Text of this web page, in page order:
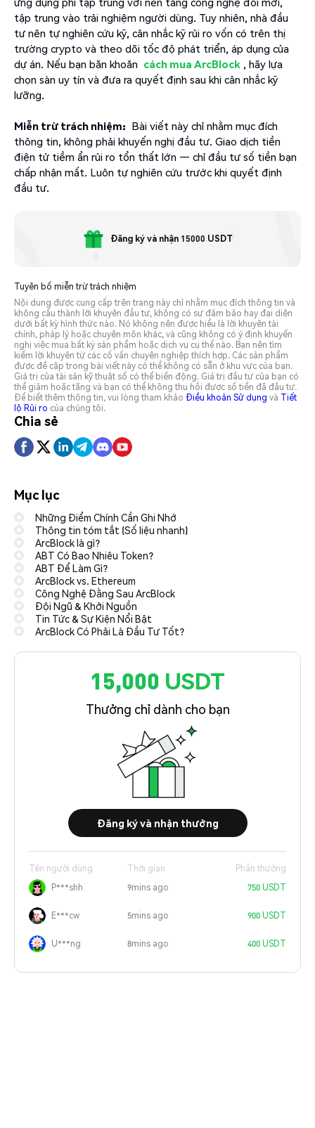
tập trung vào trải nghiệm người dùng. Tuy nhiên, nhà đầu
tư nên tự nghiên cứu kỹ, cân nhắc kỹ rủi ro vốn có trên thị
trường crypto và theo dõi tốc độ phát triển, áp dụng của
dự án. Nếu bạn băn khoăn cách mua ArcBlock , hãy lựa
chọn sàn uy tín và đưa ra quyết định sau khi cân nhắc kỹ
lưỡng.
Miễn trừ trách nhiệm: Bài viết này chỉ nhằm mục đích
thông tin, không phải khuyến nghị đầu tư. Giao dịch tiền
điện tử tiềm ẩn rủi ro tổn thất lớn — chỉ đầu tư số tiền bạn
chấp nhận mất. Luôn tự nghiên cứu trước khi quyết định
đầu tư.
Đăng ký và nhận 15000 USDT
Tuyên bố miễn trừ trách nhiệm
Nội dung được cung cấp trên trang này chỉ nhằm mục đích thông tin và
không cấu thành lời khuyên đầu tư, không có sự đảm bảo hay đại diện
dưới bất kỳ hình thức nào. Nó không nên được hiểu là lời khuyên tài
chính, pháp lý hoặc chuyên môn khác, và cũng không có ý định khuyến
nghị việc mua bất kỳ sản phẩm hoặc dịch vụ cụ thể nào. Bạn nên tìm
kiếm lời khuyên từ các cố vấn chuyên nghiệp thích hợp. Các sản phẩm
được đề cập trong bài viết này có thể không có sẵn ở khu vực của bạn.
Giá trị của tài sản kỹ thuật số có thể biến động. Giá trị đầu tư của bạn có
thể giảm hoặc tăng và bạn có thể không thu hồi được số tiền đã đầu tư.
Để biết thêm thông tin, vui lòng tham khảo Điều khoản Sử dụng và Tiết
lộ Rủi ro của chúng tôi.
Chia sẻ
Mục lục
Những Điểm Chính Cần Ghi Nhớ
Thông tin tóm tắt (Số liệu nhanh)
ArcBlock là gì?
ABT Có Bao Nhiêu Token?
ABT Để Làm Gì?
ArcBlock vs. Ethereum
Công Nghệ Đằng Sau ArcBlock
Đội Ngũ & Khởi Nguồn
Tin Tức & Sự Kiện Nổi Bật
ArcBlock Có Phải Là Đầu Tư Tốt?
15,000 USDT
Thưởng chỉ dành cho bạn
Đăng ký và nhận thưởng
Tên người dùng Thời gian
Phần thưởng
P***shh
9mins ago 750 USDT
E***cw 5mins ago 900 USDT
U***ng 8mins ago 400 USDT